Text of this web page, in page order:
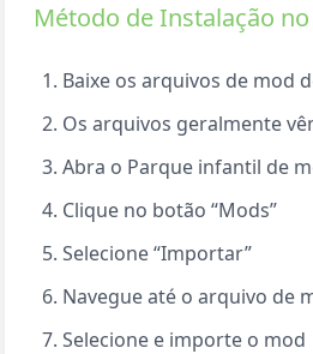
Método de Instalação
Baixe os arquivos de mod
Os arquivos geralmente
Abra o Parque infantil de
Clique no botão “Mods”
Selecione “Importar”
Navegue até o arquivo de
Selecione e importe o mod